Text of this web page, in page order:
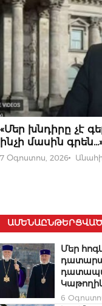
07 ՕԳՈՍՏՈՍԻ, 2026
«Մեր խնդիրը չէ
ինչի մասին
7 Օգոստոս, 2026
Մեր
6